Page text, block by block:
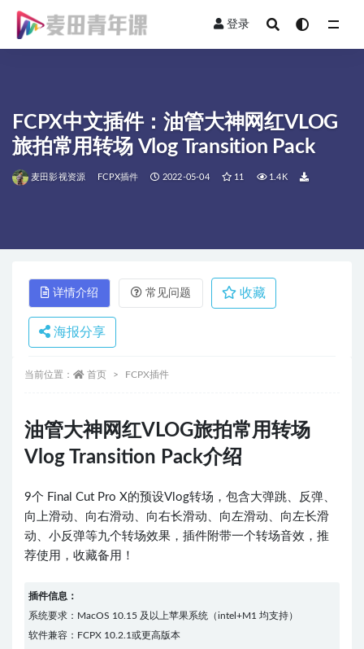
登录
FCPX中文插件：油管大神网红VLOG
旅拍常用转场 Vlog Transition Pack
麦田影视资源 FCPX插件 2022-05-04 11 1.4K
详情介绍 常见问题 收藏
海报分享
当前位置： 首页 FCPX插件
油管大神网红VLOG旅拍常用转场
Vlog Transition Pack介绍
9个 Final Cut Pro X的预设Vlog转场，包含大弹跳、反弹、
向上滑动、向右滑动、向右长滑动、向左滑动、向左长滑
动、小反弹等九个转场效果，插件附带一个转场音效，推
荐使用，收藏备用！
插件信息：
系统要求：MacOS 10.15 及以上苹果系统（intel+M1 均支持）
软件兼容：FCPX 10.2.1或更高版本